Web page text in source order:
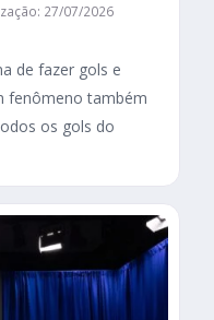
27/07/2026
de fazer gols e
fenômeno também
os gols do